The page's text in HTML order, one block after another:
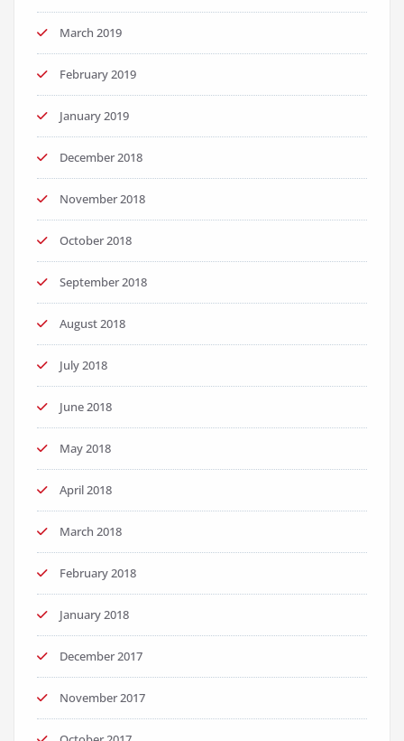
March 2019
February 2019
January 2019
December 2018
November 2018
October 2018
September 2018
August 2018
July 2018
June 2018
May 2018
April 2018
March 2018
February 2018
January 2018
December 2017
November 2017